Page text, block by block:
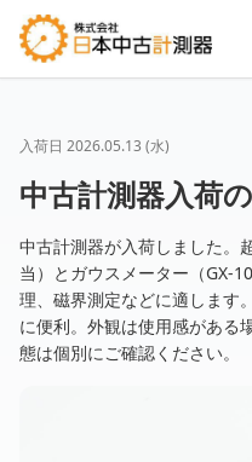
入荷日 2026.05.13 (水)
中古計測器入荷
中古計測器が入荷しました。
当）とガウスメーター（GX-
理、磁界測定などに適します
に便利。外観は使用感がある
態は個別にご確認ください。